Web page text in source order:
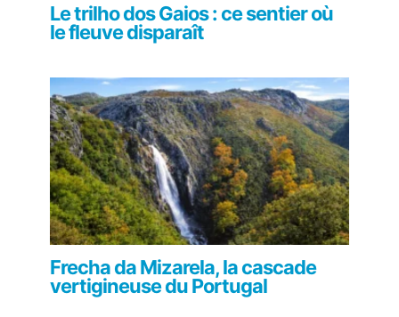
Le trilho dos Gaios : ce sentier où
le fleuve disparaît
Frecha da Mizarela, la cascade
vertigineuse du Portugal